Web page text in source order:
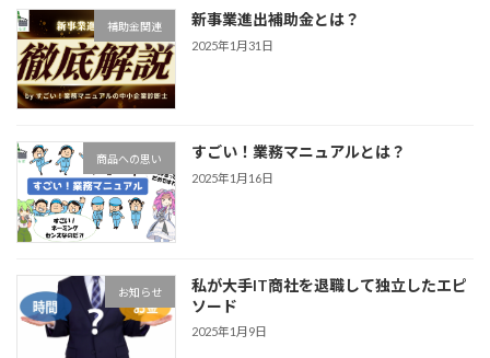
補助金関連 新事業進出補助金とは？
2025年1月31日
商品への思い すごい！業務マニュアルとは？
2025年1月16日
お知らせ
私が大手IT商社を退職して独立したエピ
ソード
2025年1月9日